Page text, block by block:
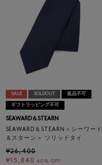
SALE SOLDOUT 返品不可
ギフトラッピング不可
SEAWARD＆STEARN
SEAWARD＆STEARN＜シーワード
＆スターン＞ ソリッドタイ
¥26,400
¥15,840 40% OFF